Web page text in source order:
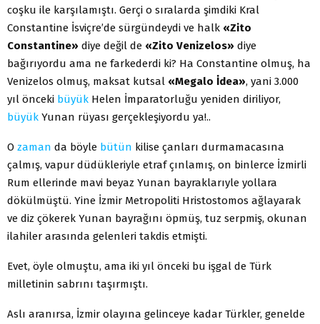
coşku ile karşılamıştı. Gerçi o sıralarda şimdiki Kral
Constantine İsviçre’de sürgündeydi ve halk «Zito
Constantine» diye değil de «Zito Venizelos» diye
bağırıyordu ama ne farkederdi ki? Ha Constantine olmuş, ha
Venizelos olmuş, maksat kutsal «Megalo İdea», yani 3.000
yıl önceki büyük Helen İmparatorluğu yeniden diriliyor,
büyük Yunan rüyası gerçekleşiyordu ya!..
O zaman da böyle bütün kilise çanları durmamacasına
çalmış, vapur düdükleriyle etraf çınlamış, on binlerce İzmirli
Rum ellerinde mavi beyaz Yunan bayraklarıyle yollara
dökülmüştü. Yine İzmir Metropoliti Hristostomos ağlayarak
ve diz çökerek Yunan bayrağını öpmüş, tuz serpmiş, okunan
ilahiler arasında gelenleri takdis etmişti.
Evet, öyle olmuştu, ama iki yıl önceki bu işgal de Türk
milletinin sabrını taşırmıştı.
Aslı aranırsa, İzmir olayına gelinceye kadar Türkler, genelde